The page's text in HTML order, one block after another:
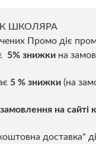
ШКОЛЯРА
Промо діє
5% знижки на
5 % знижки (на
замовлення на
доставка"